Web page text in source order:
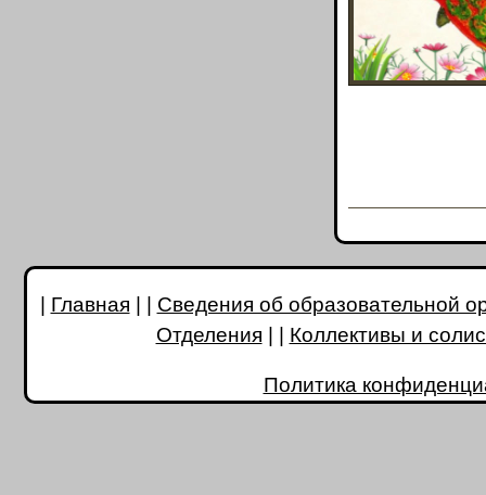
| Главная | | Сведения об образовательной
Отделения | | Коллективы и
Политика